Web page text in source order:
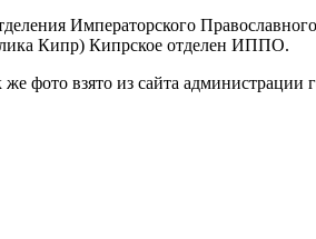
Императорского
Кипр) Кипрское отделен ИППО.
фото взято из сайта